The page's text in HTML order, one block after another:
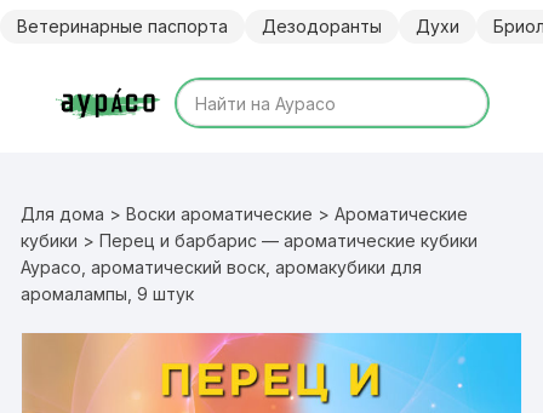
Ветеринарные паспорта Дезодоранты Духи
Для дома >Воски ароматические >Ароматические
кубики > Перец и барбарис — ароматические кубики
Аурасо, ароматический воск, аромакубики для
аромалампы, 9 штук